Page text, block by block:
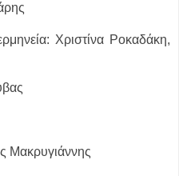
Χριστίνα Ροκαδάκη,
Μακρυγιάννης